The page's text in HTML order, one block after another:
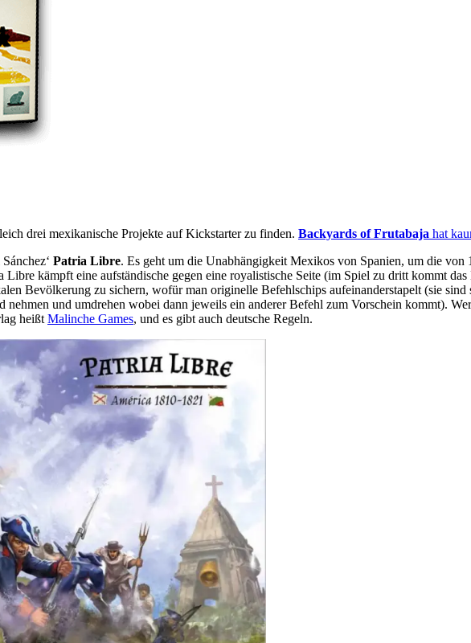
drei mexikanische Projekte auf Kickstarter zu finden. Backyards of Frutabaja hat
Patria Libre. Es geht um die Unabhängigkeit Mexikos von Spanien, um die von
Libre kämpft eine aufständische gegen eine royalistische Seite (im Spiel zu dritt kommt
Bevölkerung zu sichern, wofür man originelle Befehlschips aufeinanderstapelt (sie
nehmen und umdrehen wobei dann jeweils ein anderer Befehl zum Vorschein kommt).
heißt Malinche Games, und es gibt auch deutsche Regeln.